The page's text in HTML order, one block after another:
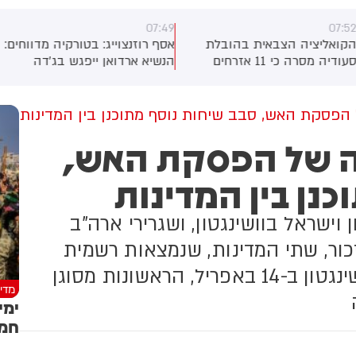
הקואליציה הצבאית בהובלת
סעודיה מסרה כי 11 אזרחים
- ילד בן 4.
07:49
אסף רוזנצוייג: בטורקיה מדווחים:
הנשיא ארדואן ייפגש בג'דה
ממשלת פקיסטן שהבאז שריף
כדי לחתום על הסכם שיתוף
האש, סבב שיחות נוסף מתוכנן בין המדינות
של הפסקת האש,
בין המדינות
בוושינגטון, ושגרירי ארה"ב
שתי המדינות, שנמצאות רשמית
במלחמה מאז 1948, קיימו שיחות בוושינגטון ב-14 באפריל, הראשונות מסוגן